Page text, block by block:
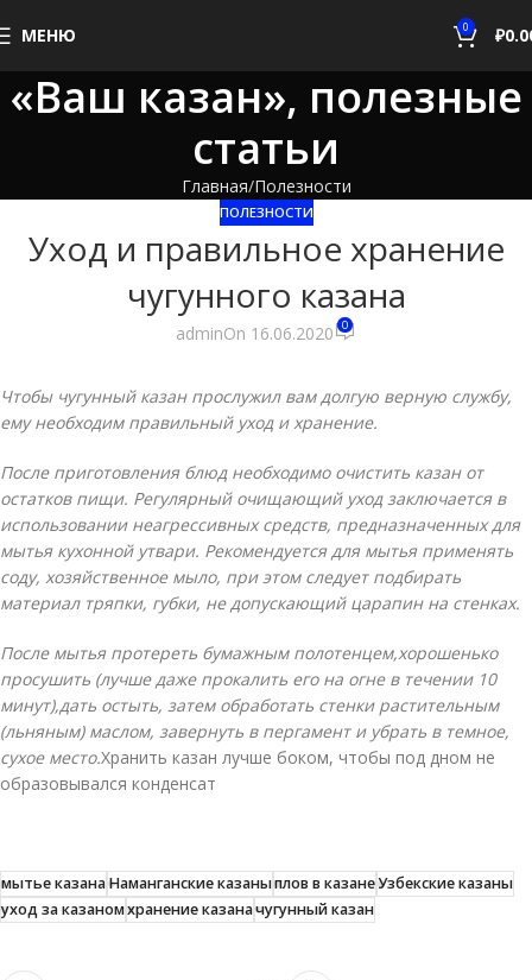
МЕНЮ 0 ₽
«Ваш казан», полезные
статьи
Главная Полезности
ПОЛЕЗНОСТИ
Уход и правильное хранение
чугунного казана
adminOn 16.06.2020 0
Чтобы чугунный казан прослужил вам долгую верную службу,
ему необходим правильный уход и хранение.
После приготовления блюд необходимо очистить казан от
остатков пищи. Регулярный очищающий уход заключается в
использовании неагрессивных средств, предназначенных для
мытья кухонной утвари. Рекомендуется для мытья применять
соду, хозяйственное мыло, при этом следует подбирать
материал тряпки, губки, не допускающий царапин на стенках.
После мытья протереть бумажным полотенцем,хорошенько
просушить (лучше даже прокалить его на огне в течении 10
минут),дать остыть, затем обработать стенки растительным
(льняным) маслом, завернуть в пергамент и убрать в темное,
сухое место.Хранить казан лучше боком, чтобы под дном не
образовывался конденсат
мытье казанаНаманганские казаныплов в казанеУзбекские казаны
уход за казаномхранение казаначугунный казан